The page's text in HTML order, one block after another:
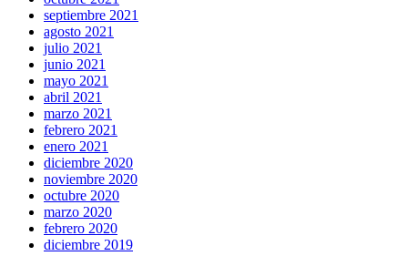
septiembre 2021
agosto 2021
julio 2021
junio 2021
mayo 2021
abril 2021
marzo 2021
febrero 2021
enero 2021
diciembre 2020
noviembre 2020
octubre 2020
marzo 2020
febrero 2020
diciembre 2019